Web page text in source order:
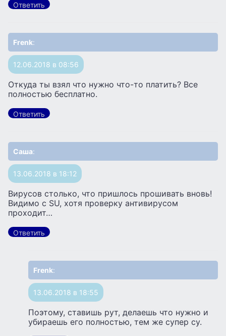
Ответить
Frenk:
12.06.2018 в 08:56
Откуда ты взял что нужно что-то платить? Все
полностью бесплатно.
Ответить
Саша:
13.06.2018 в 18:12
Вирусов столько, что пришлось прошивать вновь!
Видимо с SU, хотя проверку антивирусом
проходит…
Ответить
Frenk:
13.06.2018 в 18:55
Поэтому, ставишь рут, делаешь что нужно и
убираешь его полностью, тем же супер су.